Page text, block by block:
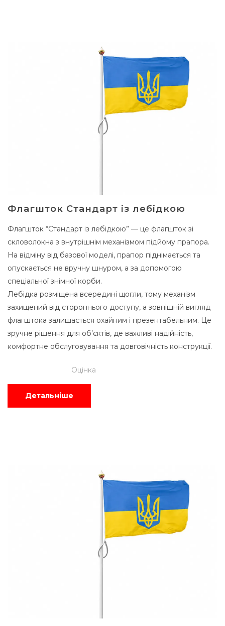
Флагшток Стандарт із лебідкою
Флагшток “Стандарт із лебідкою” — це флагшток зі
скловолокна з внутрішнім механізмом підйому прапора.
На відміну від базової моделі, прапор піднімається та
опускається не вручну шнуром, а за допомогою
спеціальної знімної корби.
Лебідка розміщена всередині щогли, тому механізм
захищений від стороннього доступу, а зовнішній вигляд
флагштока залишається охайним і презентабельним. Це
зручне рішення для об’єктів, де важливі надійність,
комфортне обслуговування та довговічність конструкції.
Оцінка
Детальніше